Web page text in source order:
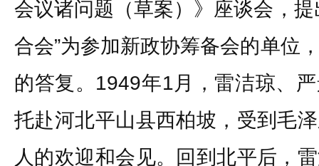
会议诸问题（草案）》座谈会，
合会”为参加新政协筹备会的单位
的答复。1949年1月，雷洁琼、
托赴河北平山县西柏坡，受到毛
人的欢迎和会见。回到北平后，